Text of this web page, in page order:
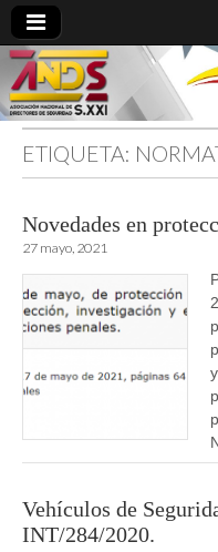
ETIQUETA:
Novedades en
27 mayo, 2021
Vehículos de
INT/284/2020.